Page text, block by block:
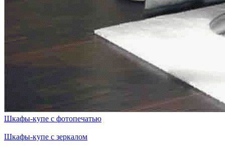
Шкафы-купе с фотопечатью
Шкафы-купе с зеркалом